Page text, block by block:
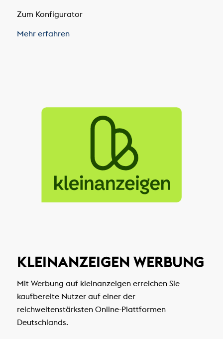
Zum Konfigurator
Mehr erfahren
KLEINANZEIGEN WERBUNG
Mit Werbung auf kleinanzeigen erreichen Sie
kaufbereite Nutzer auf einer der
reichweitenstärksten Online-Plattformen
Deutschlands.